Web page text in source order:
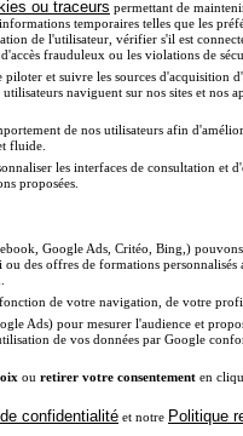
ou traceurs permettant de
temporaires telles que les
de l'utilisateur, vérifier s'il est
frauduleux ou les violations de
piloter et suivre les sources d'acquisition
naviguent sur nos sites et nos
de nos utilisateurs afin
fluide.
les interfaces de consultation et
proposées.
Google Ads, Critéo, Bing,)
des offres de formations
de votre navigation, de votre
Ads) pour mesurer l'audience et
de vos données par Google
ou retirer votre consentement en
confidentialité et notre Politique